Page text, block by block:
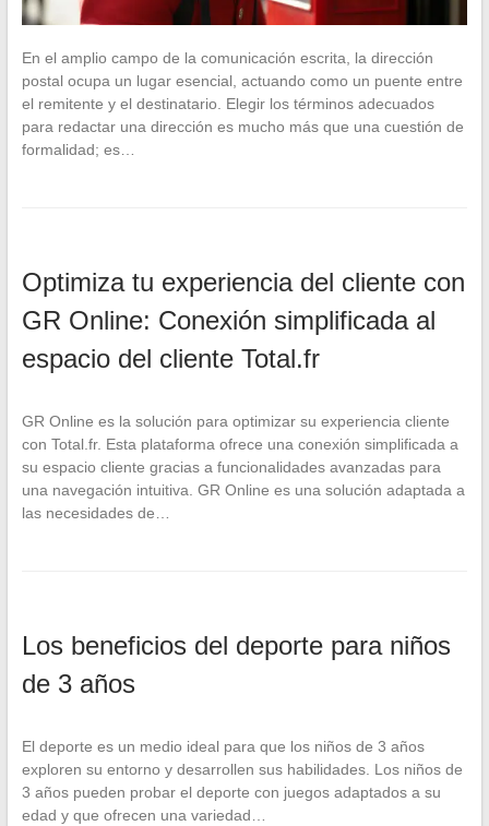
En el amplio campo de la comunicación escrita, la dirección
postal ocupa un lugar esencial, actuando como un puente entre
el remitente y el destinatario. Elegir los términos adecuados
para redactar una dirección es mucho más que una cuestión de
formalidad; es…
Optimiza tu experiencia del cliente con
GR Online: Conexión simplificada al
espacio del cliente Total.fr
GR Online es la solución para optimizar su experiencia cliente
con Total.fr. Esta plataforma ofrece una conexión simplificada a
su espacio cliente gracias a funcionalidades avanzadas para
una navegación intuitiva. GR Online es una solución adaptada a
las necesidades de…
Los beneficios del deporte para niños
de 3 años
El deporte es un medio ideal para que los niños de 3 años
exploren su entorno y desarrollen sus habilidades. Los niños de
3 años pueden probar el deporte con juegos adaptados a su
edad y que ofrecen una variedad…